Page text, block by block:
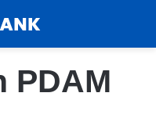
PDAM